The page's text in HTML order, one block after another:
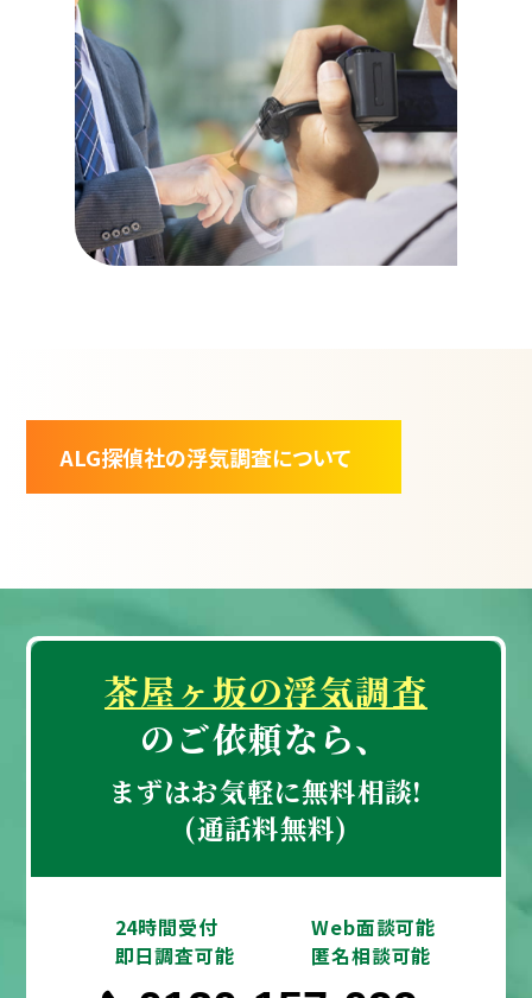
ALG探偵社の浮気調査について
茶屋ヶ坂の浮気調査
のご依頼なら、
まずはお気軽に無料相談!
(通話料無料)
24時間受付
Web面談可能
即日調査可能
匿名相談可能